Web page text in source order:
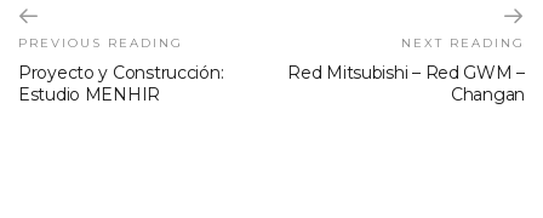
PREVIOUS READING
Proyecto y Construcción:
Estudio MENHIR
NEXT READING
Red Mitsubishi – Red GWM –
Changan